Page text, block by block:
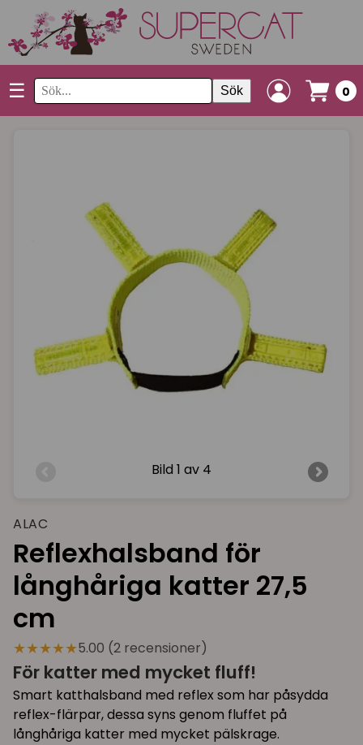
☰ Sök 0
Bild 1 av 4
ALAC
Reflexhalsband för
långhåriga katter 27,5
cm
★★★★★5.00 (2 recensioner)
För katter med mycket fluff!
Smart katthalsband med reflex som har påsydda
reflex-flärpar, dessa syns genom fluffet på
långhåriga katter med mycket pälskrage.